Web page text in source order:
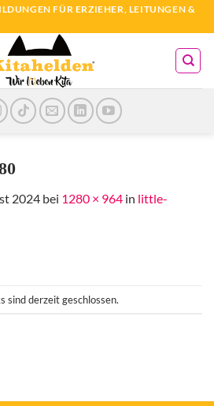
FÜR ERZIEHER, LEITUNGEN &
2024 bei 1280 × 964 in little-
sind derzeit geschlossen.